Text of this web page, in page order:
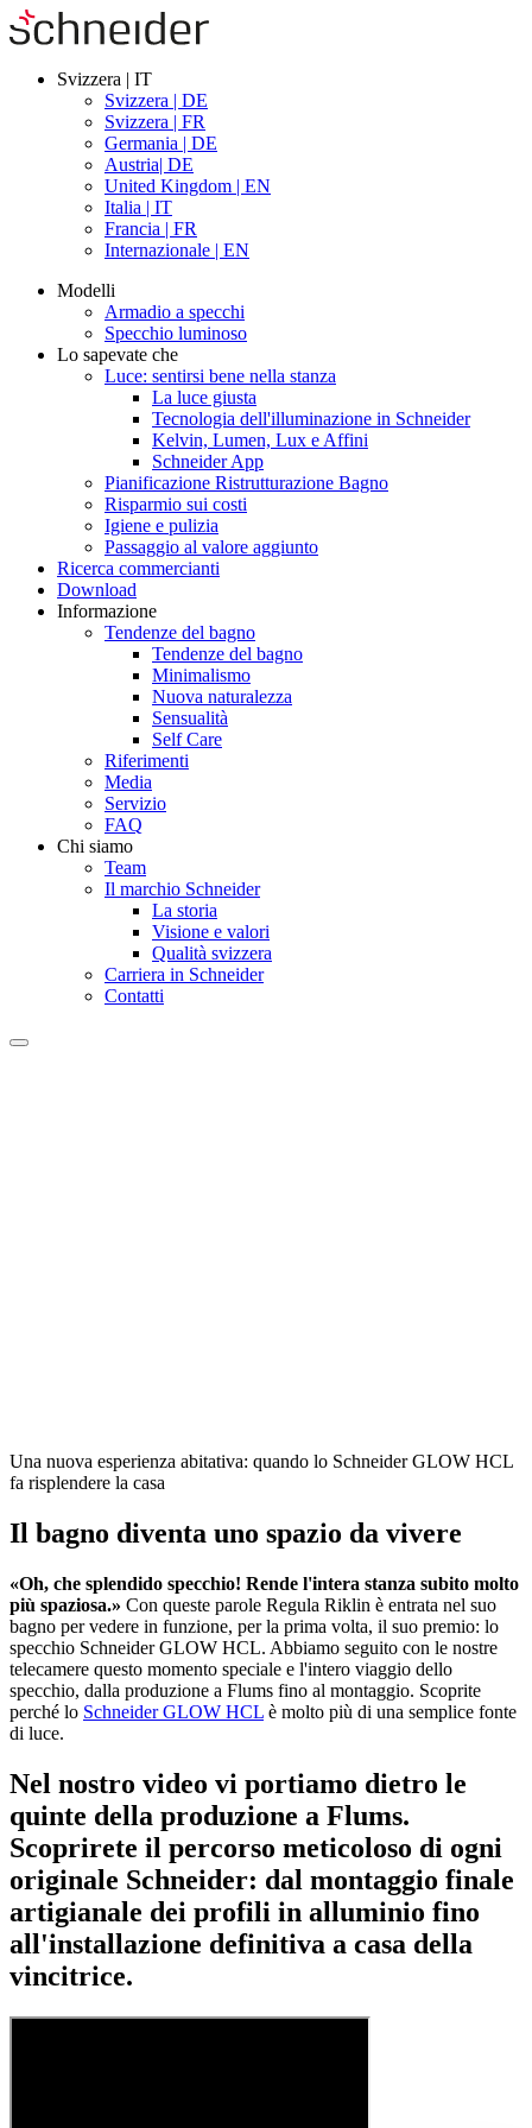
Svizzera | IT
Svizzera | DE
Svizzera | FR
Germania | DE
Austria| DE
United Kingdom | EN
Italia | IT
Francia | FR
Internazionale | EN
Modelli
Armadio a specchi
Specchio luminoso
Lo sapevate che
Luce: sentirsi bene nella stanza
La luce giusta
Tecnologia dell'illuminazione in Schneider
Kelvin, Lumen, Lux e Affini
Schneider App
Pianificazione Ristrutturazione Bagno
Risparmio sui costi
Igiene e pulizia
Passaggio al valore aggiunto
Ricerca commercianti
Download
Informazione
Tendenze del bagno
Tendenze del bagno
Minimalismo
Nuova naturalezza
Sensualità
Self Care
Riferimenti
Media
Servizio
FAQ
Chi siamo
Team
Il marchio Schneider
La storia
Visione e valori
Qualità svizzera
Carriera in Schneider
Contatti
Una nuova esperienza abitativa: quando lo Schneider GLOW HCL
fa risplendere la casa
Il bagno diventa uno spazio da vivere
«Oh, che splendido specchio! Rende l'intera stanza subito molto
più spaziosa.» Con queste parole Regula Riklin è entrata nel suo
bagno per vedere in funzione, per la prima volta, il suo premio: lo
specchio Schneider GLOW HCL. Abbiamo seguito con le nostre
telecamere questo momento speciale e l'intero viaggio dello
specchio, dalla produzione a Flums fino al montaggio. Scoprite
perché lo Schneider GLOW HCL è molto più di una semplice fonte
di luce.
Nel nostro video vi portiamo dietro le
quinte della produzione a Flums.
Scoprirete il percorso meticoloso di ogni
originale Schneider: dal montaggio finale
artigianale dei profili in alluminio fino
all'installazione definitiva a casa della
vincitrice.